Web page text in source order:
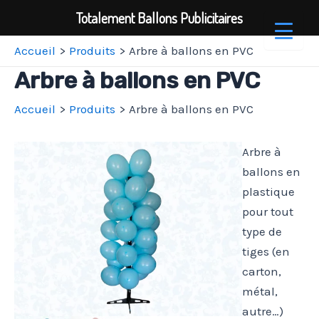
Aller
contenu
Accueil Produits Arbre à ballons en PVC
Arbre à ballons en PVC
Accueil Produits Arbre à ballons en PVC
Arbre à
ballons en
plastique
pour tout
type de
tiges (en
carton,
métal,
autre…)
Totalement Ballons Publicitaires